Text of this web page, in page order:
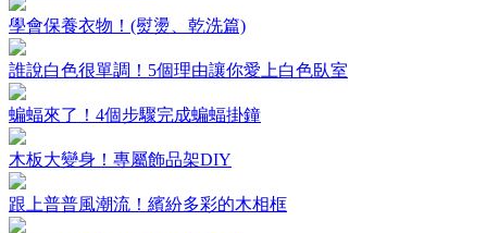
學會保養衣物！(熨燙、乾洗篇)
誰說白色很單調！5個理由讓你愛上白色臥室
蝙蝠來了！4個步驟完成蝙蝠掛鐘
木板大變身！專屬飾品架DIY
跟上普普風潮流！繽紛多彩的木相框